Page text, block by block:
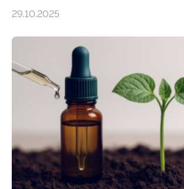
Forschende die bisher älteste bekannte
Region Kachin in Myanmar und hat sich
ausgezeichnetem Zustand erhalten. Es
Art einer neuen Gattung beschrieben
nun den Namen Cretosabethes
fossile Nachweis einer
stellt gleichzeitig den ersten Fossilfund
Mückenlarve aus dem Mesozoikum dar,
29.10.2025